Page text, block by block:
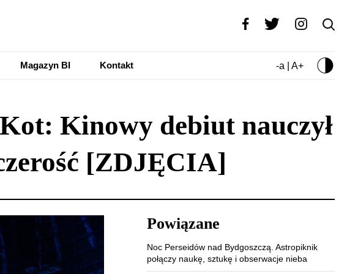
Magazyn BI Kontakt -a | A+
Kinowy debiut nauczył
[ZDJĘCIA]
Powiązane
Noc Perseidów nad Bydgoszczą. Astropiknik
połączy naukę, sztukę i obserwacje nieba